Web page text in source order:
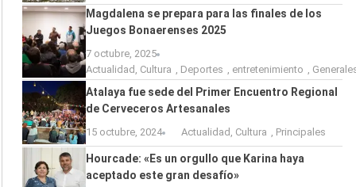
Magdalena se prepara para las finales de los
Juegos Bonaerenses 2025
7 octubre, 2025
Actualidad , Cultura , Deportes , entretenimiento ,
Atalaya fue sede del Primer Encuentro Regional
de Cerveceros Artesanales
15 octubre, 2024 Actualidad , Cultura , Principales
Hourcade: «Es un orgullo que Karina haya
aceptado este gran desafío»